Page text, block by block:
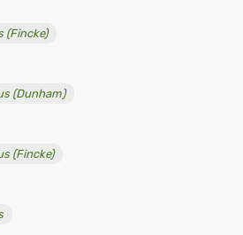
(Fincke)
(Dunham)
(Fincke)